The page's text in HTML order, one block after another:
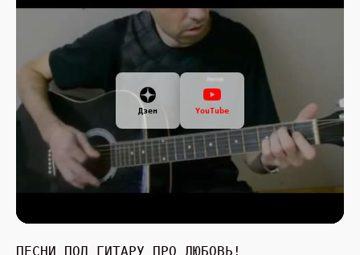
Дзен YouTube
ПЕСНИ ПОД ГИТАРУ ПРО ЛЮБОВЬ!